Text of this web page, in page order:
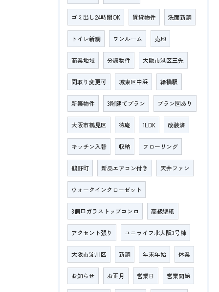
ゴミ出し24時間OK 賃貸物件 洗面新調
トイレ新調 ワンルーム 売地
商業地域 分譲物件 大阪市港区三先
間取り変更可 城東区中浜 緑橋駅
新築物件 3階建てプラン プラン図あり
大阪市鶴見区 徳庵 1LDK 改装済
キッチン入替 収納 フローリング
鶴野町 新品エアコン付き 天井ファン
ウォークインクローゼット
3個口ガラストップコンロ 高級壁紙
アクセント張り ユニライフ北大阪3号棟
大阪市淀川区 新調 年末年始 休業
お知らせ お正月 営業日 営業開始